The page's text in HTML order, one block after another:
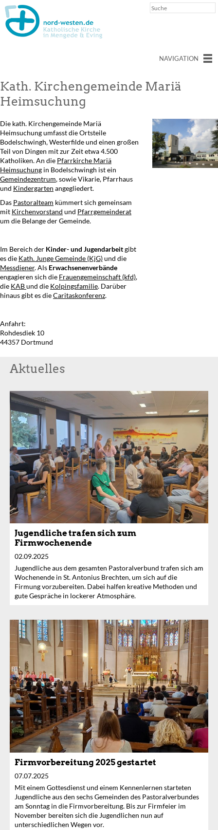
NAVIGATION
Kath. Kirchengemeinde Mariä
Heimsuchung
Die kath. Kirchengemeinde Mariä
Heimsuchung umfasst die Ortsteile
Bodelschwingh, Westerfilde und einen großen
Teil von Dingen mit zur Zeit etwa 4.500
Katholiken. An die Pfarrkirche Mariä
Heimsuchung in Bodelschwingh ist ein
Gemeindezentrum, sowie Vikarie, Pfarrhaus
und Kindergarten angegliedert.
Das Pastoralteam kümmert sich gemeinsam
mit Kirchenvorstand und Pfarrgemeinderat
um die Belange der Gemeinde.
Im Bereich der Kinder- und Jugendarbeitgibt
es die Kath. Junge Gemeinde (KjG)und die
Messdiener. Als Erwachsenenverbände
engagieren sich die Frauengemeinschaft (kfd),
die KABund die Kolpingsfamilie. Darüber
hinaus gibt es dieCaritaskonferenz.
Anfahrt:
Rohdesdiek 10
44357 Dortmund
Aktuelles
Jugendliche trafen sich zum
Firmwochenende
02.09.2025
Jugendliche aus dem gesamten Pastoralverbund trafen sich am
Wochenende in St. Antonius Brechten, um sich auf die
Firmung vorzubereiten. Dabei halfen kreative Methoden und
gute Gespräche in lockerer Atmosphäre.
Firmvorbereitung 2025 gestartet
07.07.2025
Mit einem Gottesdienst und einem Kennenlernen starteten
Jugendliche aus den sechs Gemeinden des Pastoralverbundes
am Sonntag in die Firmvorbereitung. Bis zur Firmfeier im
November bereiten sich die Jugendlichen nun auf
unterschiedlichen Wegen vor.